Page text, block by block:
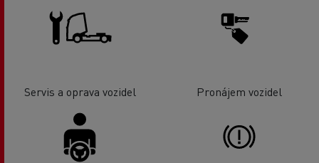
Servis a oprava vozidel Pronájem vozidel